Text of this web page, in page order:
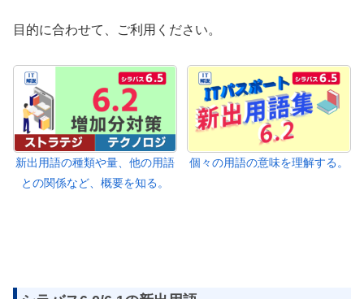
目的に合わせて、ご利用ください。
新出用語の種類や量、他の用語
との関係など、概要を知る。
個々の用語の意味を理解する。